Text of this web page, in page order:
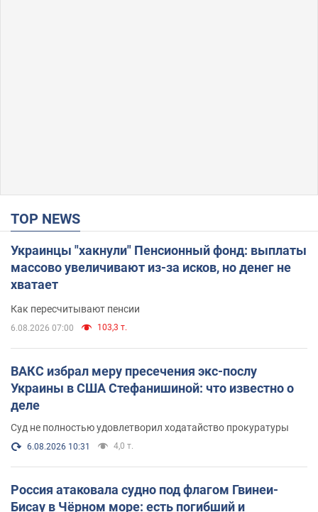
TOP NEWS
Украинцы "хакнули" Пенсионный фонд: выплаты
массово увеличивают из-за исков, но денег не
хватает
Как пересчитывают пенсии
6.08.2026 07:00 103,3 т.
ВАКС избрал меру пресечения экс-послу
Украины в США Стефанишиной: что известно о
деле
Суд не полностью удовлетворил ходатайство прокуратуры
6.08.2026 10:31 4,0 т.
Россия атаковала судно под флагом Гвинеи-
Бисау в Чёрном море: есть погибший и